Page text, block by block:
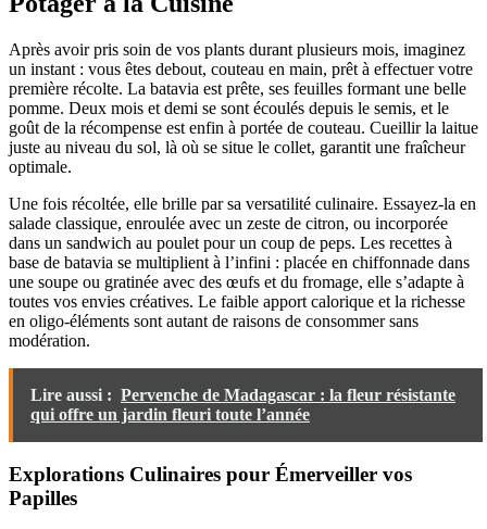
Après avoir pris soin de vos plants durant plusieurs mois, imaginez
un instant : vous êtes debout, couteau en main, prêt à effectuer votre
première récolte. La batavia est prête, ses feuilles formant une belle
pomme. Deux mois et demi se sont écoulés depuis le semis, et le
goût de la récompense est enfin à portée de couteau. Cueillir la laitue
juste au niveau du sol, là où se situe le collet, garantit une fraîcheur
optimale.
Une fois récoltée, elle brille par sa versatilité culinaire. Essayez-la en
salade classique, enroulée avec un zeste de citron, ou incorporée
dans un sandwich au poulet pour un coup de peps. Les recettes à
base de batavia se multiplient à l’infini : placée en chiffonnade dans
une soupe ou gratinée avec des œufs et du fromage, elle s’adapte à
toutes vos envies créatives. Le faible apport calorique et la richesse
en oligo-éléments sont autant de raisons de consommer sans
modération.
Lire aussi : Pervenche de Madagascar : la fleur résistante
qui offre un jardin fleuri toute l’année
Explorations Culinaires pour Émerveiller vos
Papilles